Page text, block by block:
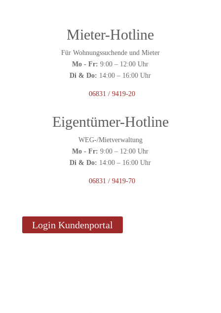
Mieter-Hotline
Für Wohnungssuchende und Mieter
Mo - Fr: 9:00 – 12:00 Uhr
Di & Do: 14:00 – 16:00 Uhr
06831 / 9419-20
Eigentümer-Hotline
WEG-/Mietverwaltung
Mo - Fr: 9:00 – 12:00 Uhr
Di & Do: 14:00 – 16:00 Uhr
06831 / 9419-70
Login Kundenportal